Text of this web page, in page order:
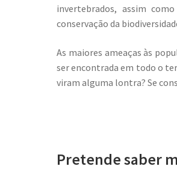
invertebrados, assim
conservação da
As maiores ameaças às
ser encontrada em todo o
viram alguma lontra? Se
Pretende saber